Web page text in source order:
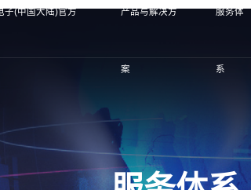
子(中国大陆)官方 产品与解决方
案
服务体
系